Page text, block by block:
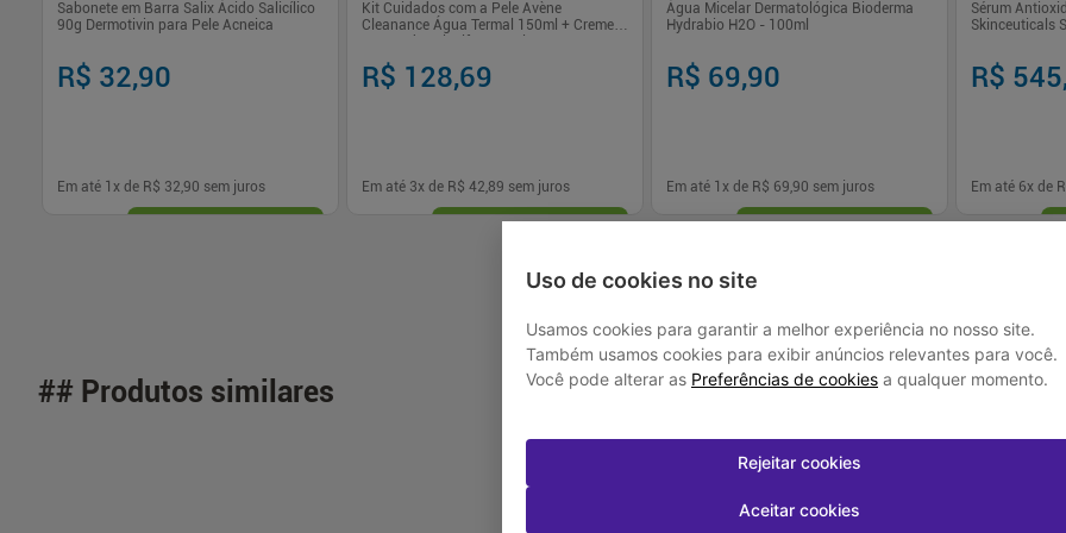
Uso de cookies no site
Usamos cookies para garantir a melhor experiência no nosso site.
Também usamos cookies para exibir anúncios relevantes para você.
Você pode alterar as Preferências de cookies a qualquer momento.
Rejeitar cookies
Aceitar cookies
Sabonete em Barra Salix Ácido Salicílico
90g Dermotivin para Pele Acneica
R$ 32,90
Em até 1 x de R$ 32,90 sem juros
Kit Cuidados com a Pele Avène
Cleanance Água Termal 150ml + Creme
R$ 128,69
Em até 3x de R$ 42,89 sem juros
Água Micelar Dermatológica Bioderma
Hydrabio H2O - 100ml
R$ 69,90
Em até 1 x de R$ 69,90 sem juros
- +
Sérum
Skinceuticals
R$
Em até 6x de
- +
## Produtos similares